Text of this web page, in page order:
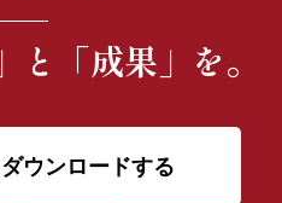
と「成果」を。
ウンロードする